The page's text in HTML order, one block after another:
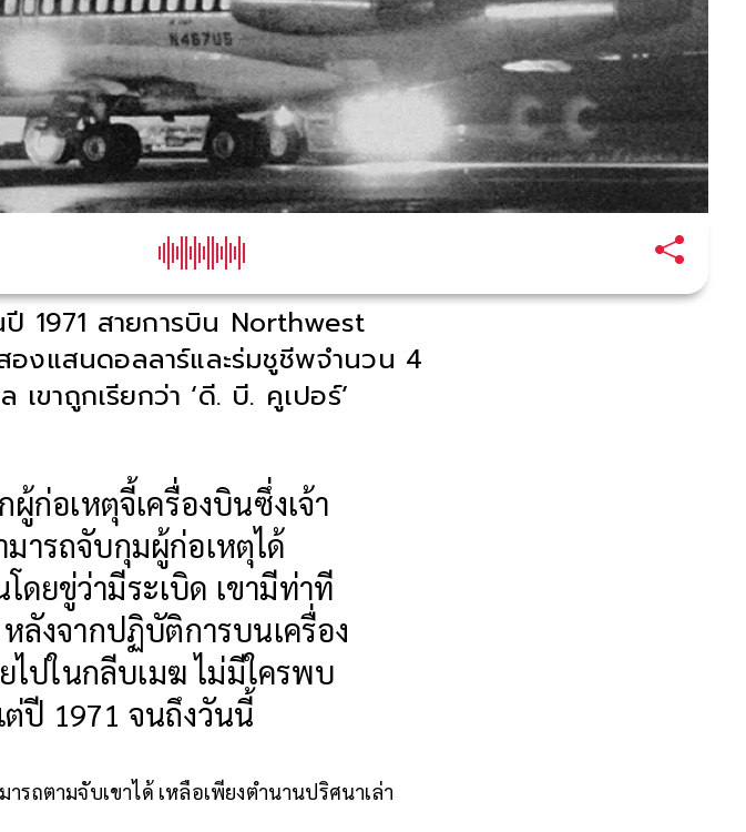
1971 สายการบิน Northwest
องแสนดอลลาร์และร่มชูชีพจำนวน 4
ขาถูกเรียกว่า ‘ดี. บี. คูเปอร์’
ผู้ก่อเหตุจี้เครื่องบินซึ่งเจ้า
ารถจับกุมผู้ก่อเหตุได้
โดยขู่ว่ามีระเบิด เขามีท่าที
ลังจากปฏิบัติการบนเครื่อง
ไปในกลีบเมฆ ไม่มีใครพบ
ปี 1971 จนถึงวันนี้
รถตามจับเขาได้ เหลือเพียงตำนานปริศนาเล่า